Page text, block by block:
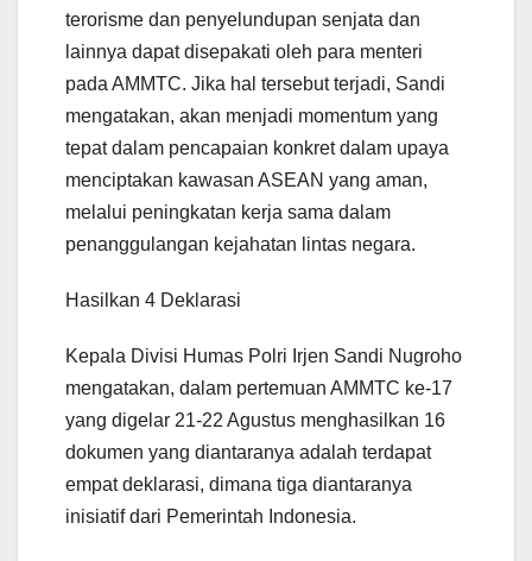
terorisme dan penyelundupan senjata dan
lainnya dapat disepakati oleh para menteri
pada AMMTC. Jika hal tersebut terjadi, Sandi
mengatakan, akan menjadi momentum yang
tepat dalam pencapaian konkret dalam upaya
menciptakan kawasan ASEAN yang aman,
melalui peningkatan kerja sama dalam
penanggulangan kejahatan lintas negara.
Hasilkan 4 Deklarasi
Kepala Divisi Humas Polri Irjen Sandi Nugroho
mengatakan, dalam pertemuan AMMTC ke-17
yang digelar 21-22 Agustus menghasilkan 16
dokumen yang diantaranya adalah terdapat
empat deklarasi, dimana tiga diantaranya
inisiatif dari Pemerintah Indonesia.